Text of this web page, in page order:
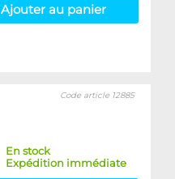
Ajouter au panier
Code article 12885
En stock
Expédition immédiate